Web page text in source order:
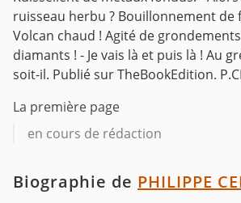
ruisseau herbu ? Bouillonnement de
Volcan chaud ! Agité de
diamants ! - Je vais là et puis là ! Au
soit-il. Publié sur TheBookEdition.
La première page
en cours de rédaction
Biographie de PHILIPPE